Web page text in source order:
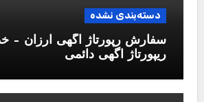
دسته‌بندی نشده
سفارش رپورتاژ آگهی ارزان –
ریپورتاژ اگهی دائمی